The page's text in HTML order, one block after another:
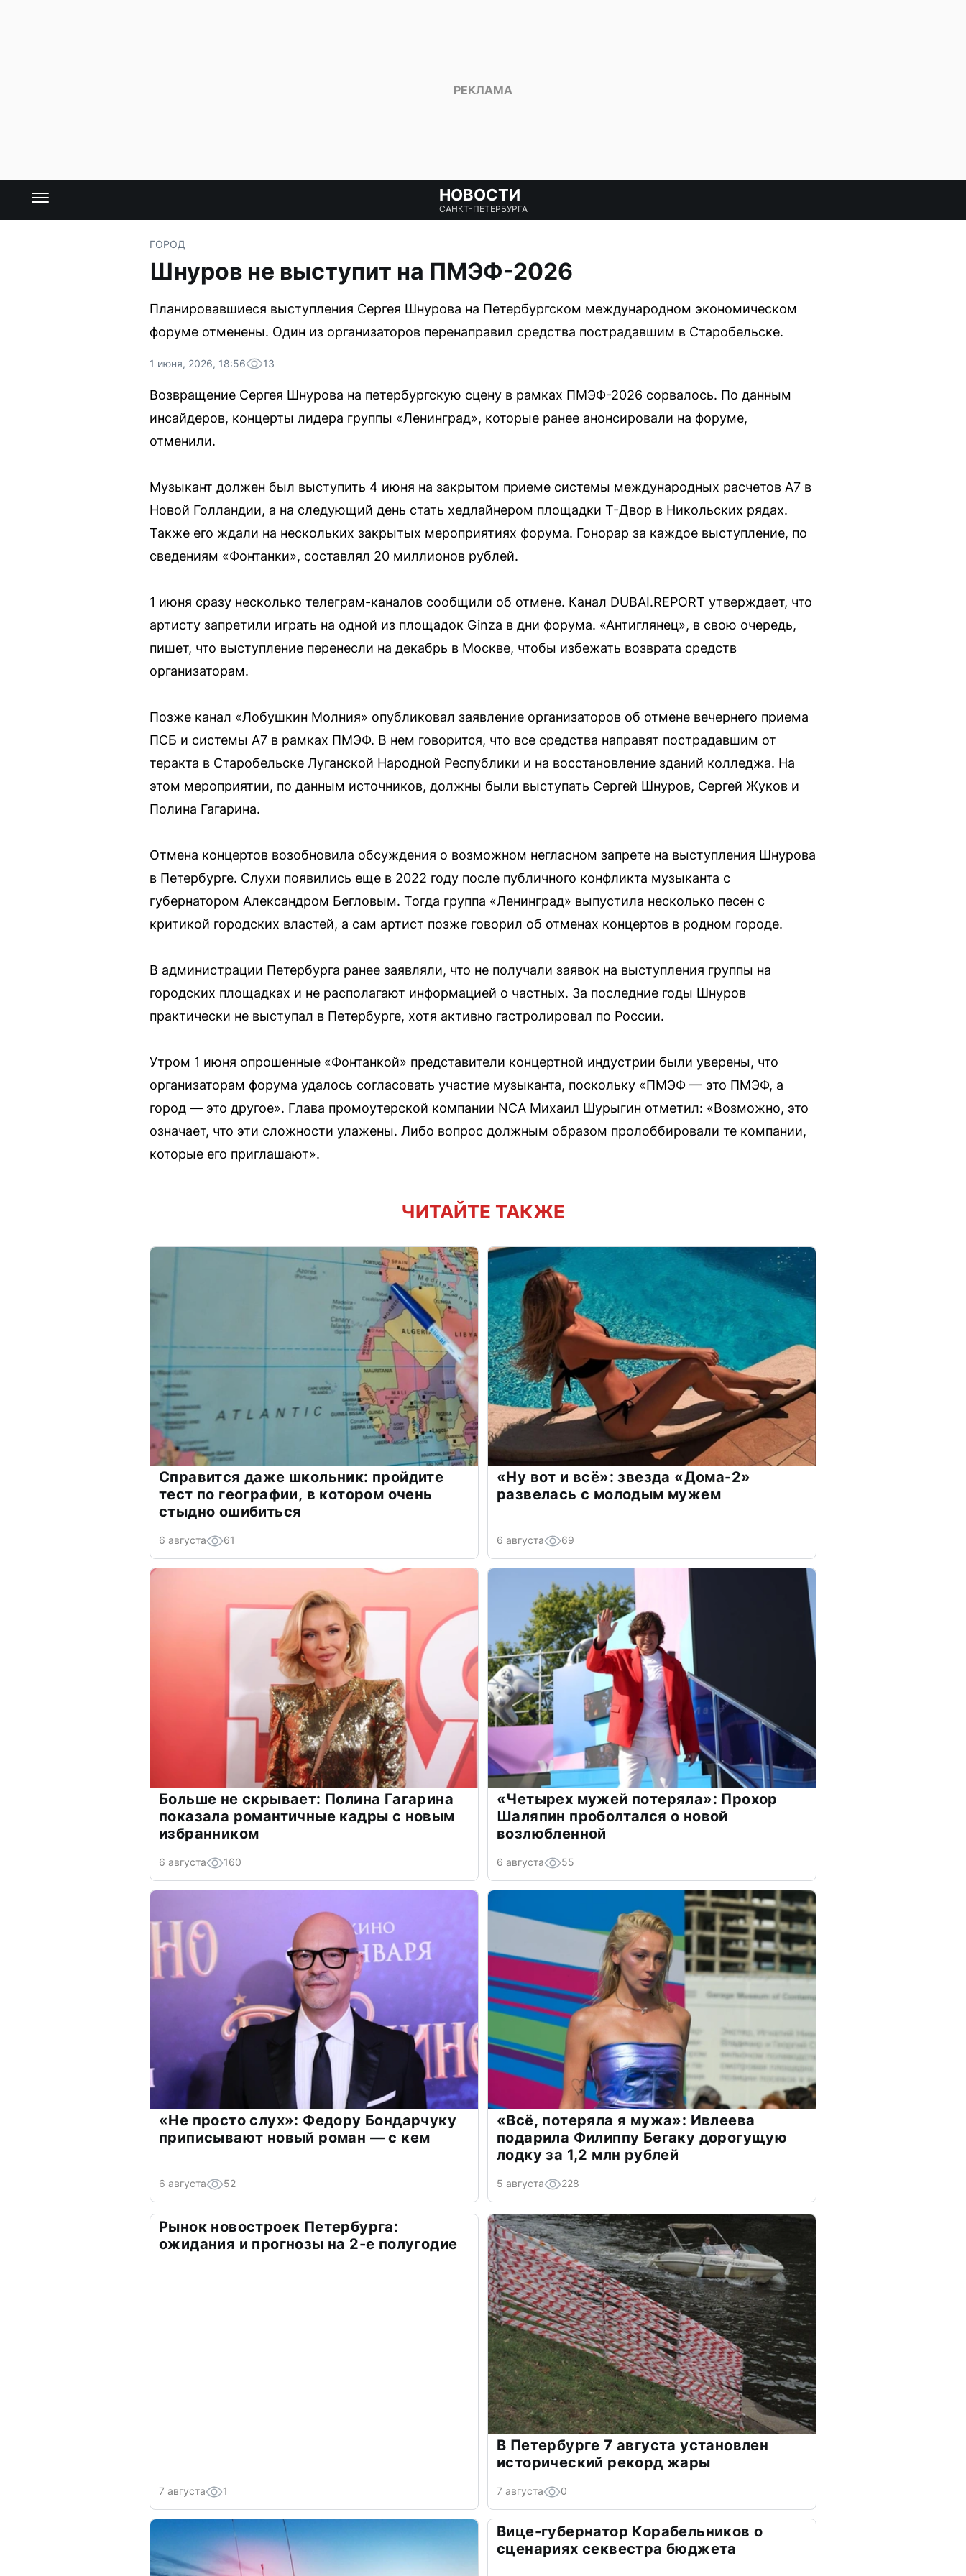
НОВОСТИ
САНКТ-ПЕТЕРБУРГА
ГОРОД
Шнуров не выступит на ПМЭФ-2026
Планировавшиеся выступления Сергея Шнурова на Петербургском международном экономическом
форуме отменены. Один из организаторов перенаправил средства пострадавшим в Старобельске.
1 июня, 2026, 18:56 13
Возвращение Сергея Шнурова на петербургскую сцену в рамках ПМЭФ-2026 сорвалось. По данным
инсайдеров, концерты лидера группы «Ленинград», которые ранее анонсировали на форуме,
отменили.
Музыкант должен был выступить 4 июня на закрытом приеме системы международных расчетов А7 в
Новой Голландии, а на следующий день стать хедлайнером площадки Т-Двор в Никольских рядах.
Также его ждали на нескольких закрытых мероприятиях форума. Гонорар за каждое выступление, по
сведениям «Фонтанки», составлял 20 миллионов рублей.
1 июня сразу несколько телеграм-каналов сообщили об отмене. Канал DUBAI.REPORT утверждает, что
артисту запретили играть на одной из площадок Ginza в дни форума. «Антиглянец», в свою очередь,
пишет, что выступление перенесли на декабрь в Москве, чтобы избежать возврата средств
организаторам.
Позже канал «Лобушкин Молния» опубликовал заявление организаторов об отмене вечернего приема
ПСБ и системы А7 в рамках ПМЭФ. В нем говорится, что все средства направят пострадавшим от
теракта в Старобельске Луганской Народной Республики и на восстановление зданий колледжа. На
этом мероприятии, по данным источников, должны были выступать Сергей Шнуров, Сергей Жуков и
Полина Гагарина.
Отмена концертов возобновила обсуждения о возможном негласном запрете на выступления Шнурова
в Петербурге. Слухи появились еще в 2022 году после публичного конфликта музыканта с
губернатором Александром Бегловым. Тогда группа «Ленинград» выпустила несколько песен с
критикой городских властей, а сам артист позже говорил об отменах концертов в родном городе.
В администрации Петербурга ранее заявляли, что не получали заявок на выступления группы на
городских площадках и не располагают информацией о частных. За последние годы Шнуров
практически не выступал в Петербурге, хотя активно гастролировал по России.
Утром 1 июня опрошенные «Фонтанкой» представители концертной индустрии были уверены, что
организаторам форума удалось согласовать участие музыканта, поскольку «ПМЭФ — это ПМЭФ, а
город — это другое». Глава промоутерской компании NCA Михаил Шурыгин отметил: «Возможно, это
означает, что эти сложности улажены. Либо вопрос должным образом пролоббировали те компании,
которые его приглашают».
ЧИТАЙТЕ ТАКЖЕ
Справится даже школьник: пройдите
тест по географии, в котором очень
стыдно ошибиться
6 августа 61
«Ну вот и всё»: звезда «Дома-2»
развелась с молодым мужем
6 августа 69
Больше не скрывает: Полина Гагарина
показала романтичные кадры с новым
избранником
6 августа 160
«Четырех мужей потеряла»: Прохор
Шаляпин проболтался о новой
возлюбленной
6 августа 55
«Не просто слух»: Федору Бондарчуку
приписывают новый роман — с кем
6 августа 52
«Всё, потеряла я мужа»: Ивлеева
подарила Филиппу Бегаку дорогущую
лодку за 1,2 млн рублей
5 августа 228
Рынок новостроек Петербурга:
ожидания и прогнозы на 2-е полугодие
7 августа 1
В Петербурге 7 августа установлен
исторический рекорд жары
7 августа 0
Вице-губернатор Корабельников о
сценариях секвестра бюджета